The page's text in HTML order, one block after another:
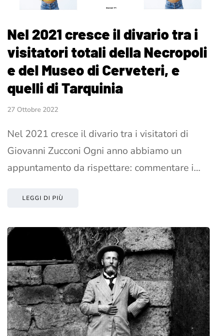
Nel 2021 cresce il divario tra i
visitatori totali della Necropoli
e del Museo di Cerveteri, e
quelli di Tarquinia
27 Ottobre 2022
Nel 2021 cresce il divario tra i visitatori di
Giovanni Zucconi Ogni anno abbiamo un
appuntamento da rispettare: commentare i…
LEGGI DI PIÙ